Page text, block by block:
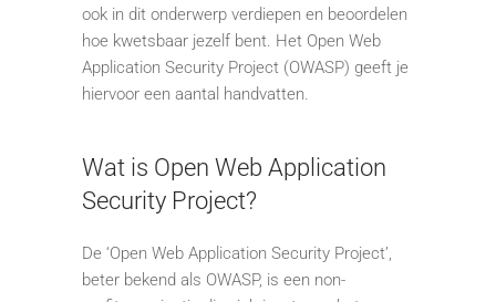
ook in dit onderwerp verdiepen en beoordelen
hoe kwetsbaar jezelf bent. Het Open Web
Application Security Project (OWASP) geeft je
hiervoor een aantal handvatten.
Wat is Open Web Application
Security Project?
De ‘Open Web Application Security Project’,
beter bekend als OWASP, is een non-